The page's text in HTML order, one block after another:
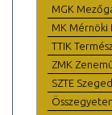
MGK
MK Mérnöki
TTIK
ZMK
SZTE